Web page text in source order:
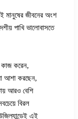
মানুষের জীবনের অংশ
পাখি ভালোবাসতে
কাজ করেন,
আশা করছেন,
আরও বেশি
বিরল
এই